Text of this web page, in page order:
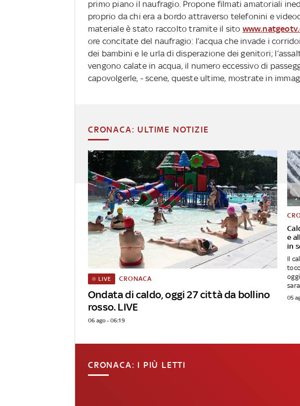
primo piano il naufragio. Propone filmati amatoriali
proprio da chi era a bordo attraverso telefonini e
materiale è stato raccolto tramite il sito
ore concitate del naufragio: l’acqua che invade i
dei bambini e le urla di disperazione dei genitori;
vengono calate in acqua, il numero eccessivo di
capovolgerle, - scene, queste ultime, mostrate in
CRONACA: ULTIME NOTIZIE
Ondata di caldo, oggi 27 città da bollino
rosso. LIVE
LIVE CRONACA
06 ago - 06:19
e
in
Il
05
CRONACA: I PIÙ LETTI